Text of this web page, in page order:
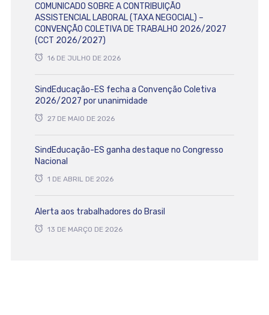
COMUNICADO SOBRE A CONTRIBUIÇÃO
ASSISTENCIAL LABORAL (TAXA NEGOCIAL) –
CONVENÇÃO COLETIVA DE TRABALHO 2026/2027
(CCT 2026/2027)
16 DE JULHO DE 2026
SindEducação-ES fecha a Convenção Coletiva
2026/2027 por unanimidade
27 DE MAIO DE 2026
SindEducação-ES ganha destaque no Congresso
Nacional
1 DE ABRIL DE 2026
Alerta aos trabalhadores do Brasil
13 DE MARÇO DE 2026